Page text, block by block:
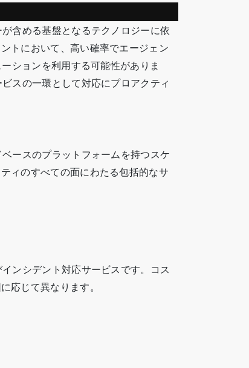
含める基盤となるテクノロジーに依
トにおいて、高い確率でエージェン
ションを利用する可能性がありま
スの一環として対応にプロアクティ
ースのプラットフォームを持つスケ
ィのすべての面にわたる包括的なサ
ンシデント対応サービスです。コス
応じて異なります。